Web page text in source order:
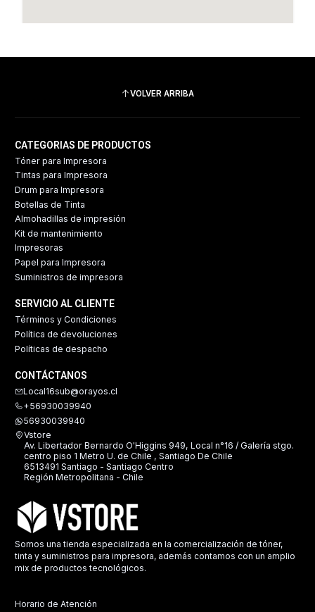
VOLVER ARRIBA
CATEGORIAS DE PRODUCTOS
Tóner para Impresora
Tintas para Impresora
Drum para Impresora
Botellas de Tinta
Almohadillas de impresión
Kit de mantenimiento
Impresoras
Papel para Impresora
Suministros de impresora
SERVICIO AL CLIENTE
Términos y Condiciones
Política de devoluciones
Políticas de despacho
CONTÁCTANOS
Local16sub@orayos.cl
+56930039940
56930039940
Vstore
Av. Libertador Bernardo O'Higgins 949, Local n°16 / Galería stgo.
centro piso 1 Metro U. de Chile , Santiago De Chile
6513491 Santiago - Santiago Centro
Región Metropolitana - Chile
Somos una tienda especializada en la comercialización de tóner,
tinta y suministros para impresora, además contamos con un amplio
mix de productos tecnológicos.
Horario de Atención